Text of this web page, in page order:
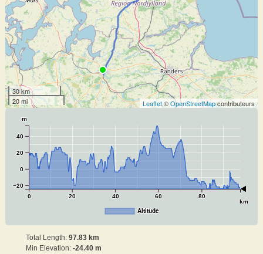
30 km
20 mi
Leaflet,©OpenStreetMapcontributeurs
0 20 40 60 80
km
−20
0
20
40
m
Altitude
Total Length: 97.83 km
Min Elevation: -24.40 m